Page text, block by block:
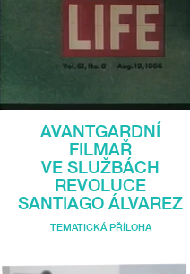
AVANTGARDNÍ
FILMAŘ
VE SLUŽBÁCH
REVOLUCE
SANTIAGO ÁLVAREZ
TEMATICKÁ PŘÍLOHA